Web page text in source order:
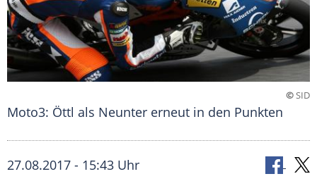
©SID
Moto3: Öttl als Neunter erneut in den Punkten
27.08.2017 - 15:43 Uhr